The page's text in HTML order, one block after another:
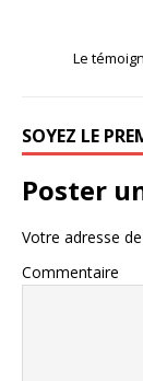
Le
SOYEZ LE
Poster
Votre adresse
Commentaire